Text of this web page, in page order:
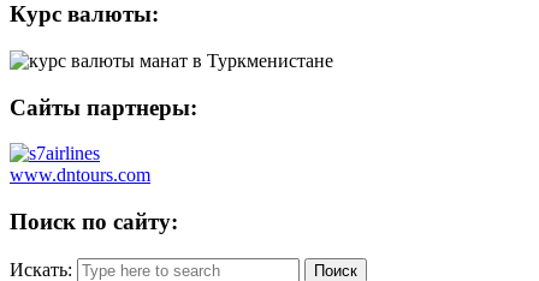
Курс валюты:
Сайты партнеры:
www.dntours.com
Поиск по сайту:
Искать: